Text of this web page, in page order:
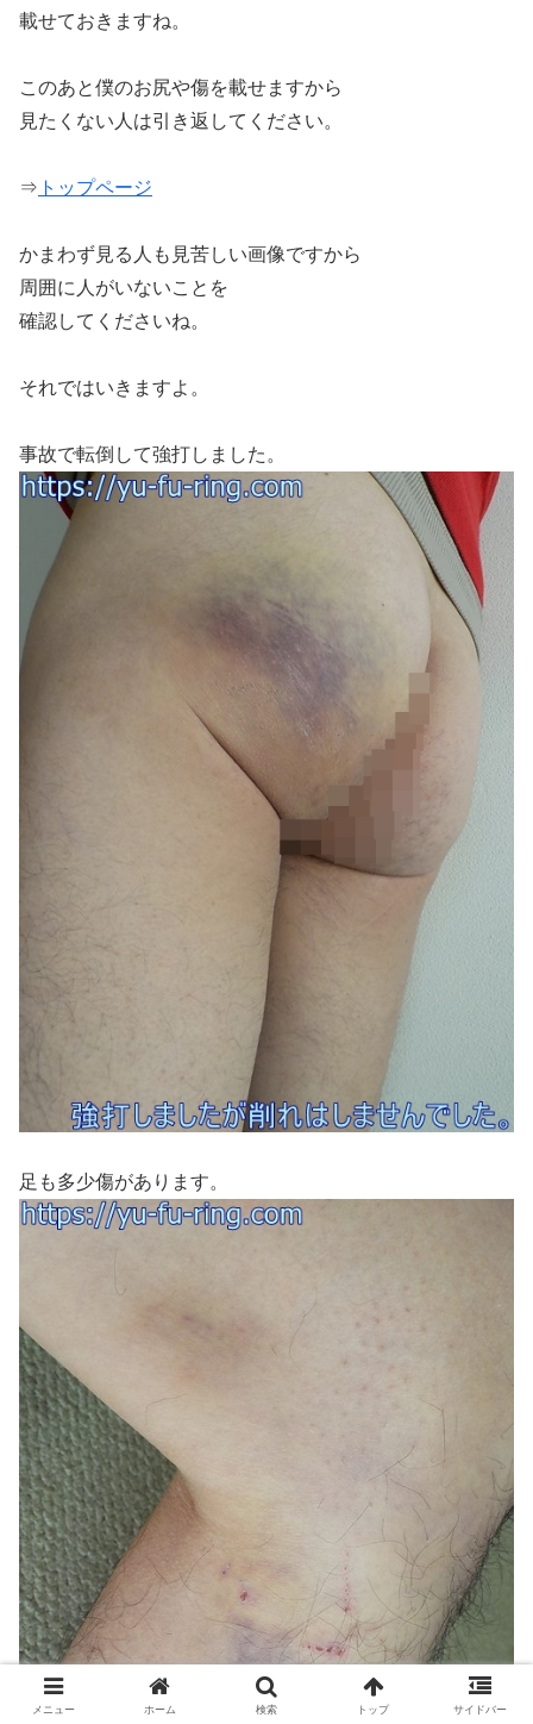
載せておきますね。
このあと僕のお尻や傷を載せますから
見たくない人は引き返してください。
⇒ トップページ
かまわず見る人も見苦しい画像ですから
周囲に人がいないことを
確認してくださいね。
それではいきますよ。
事故で転倒して強打しました。
足も多少傷があります。
メニュー ホーム 検索 トップ サイドバー